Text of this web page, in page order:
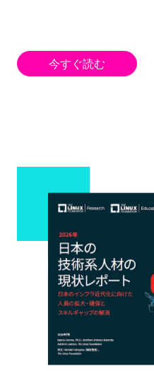
今すぐ読む